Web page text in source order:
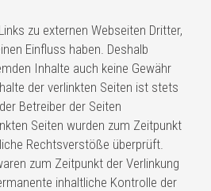
zu externen Webseiten Dritter,
Einfluss haben. Deshalb
Inhalte auch keine Gewähr
der verlinkten Seiten ist stets
Betreiber der Seiten
Seiten wurden zum Zeitpunkt
Rechtsverstöße überprüft.
zum Zeitpunkt der Verlinkung
inhaltliche Kontrolle der